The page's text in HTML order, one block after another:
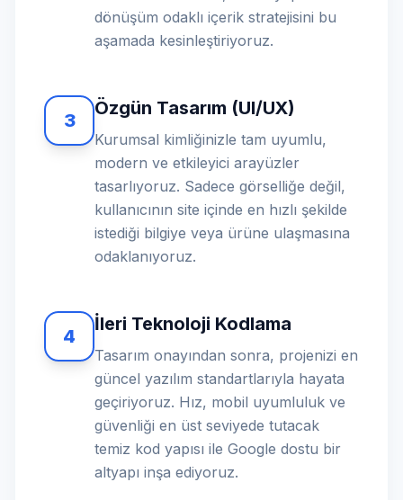
dönüşüm odaklı içerik stratejisini bu
aşamada kesinleştiriyoruz.
3
Özgün Tasarım (UI/UX)
Kurumsal kimliğinizle tam uyumlu,
modern ve etkileyici arayüzler
tasarlıyoruz. Sadece görselliğe değil,
kullanıcının site içinde en hızlı şekilde
istediği bilgiye veya ürüne ulaşmasına
odaklanıyoruz.
4
İleri Teknoloji Kodlama
Tasarım onayından sonra, projenizi en
güncel yazılım standartlarıyla hayata
geçiriyoruz. Hız, mobil uyumluluk ve
güvenliği en üst seviyede tutacak
temiz kod yapısı ile Google dostu bir
altyapı inşa ediyoruz.